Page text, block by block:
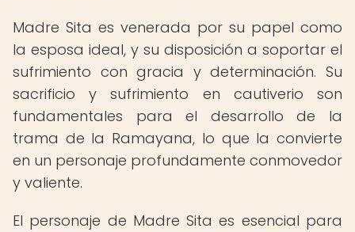
Madre Sita es venerada por su papel como
la esposa ideal, y su disposición a soportar el
sufrimiento con gracia y determinación. Su
sacrificio y sufrimiento en cautiverio son
fundamentales para el desarrollo de la
trama de la Ramayana, lo que la convierte
en un personaje profundamente conmovedor
y valiente.
El personaje de Madre Sita es esencial para